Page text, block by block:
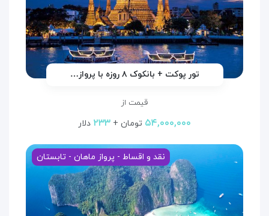
تور پوکت + بانکوک ۸ روزه با پرواز…
قیمت از
۵۴,۰۰۰,۰۰۰ تومان + ۲۳۳ دلار
نقد و اقساط - پرواز ماهان - تابستان